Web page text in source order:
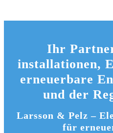
Ihr
installationen,
erneuerbare
und der
Larsson & Pelz –
für